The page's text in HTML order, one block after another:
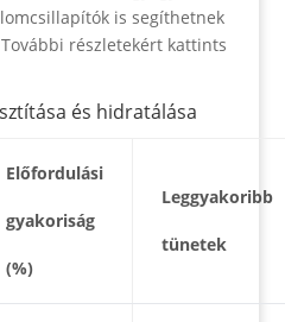
is segíthetnek
részletekért kattints
és hidratálása
Előfordulási
gyakoriság
(%)
Leggyakoribb
tünetek